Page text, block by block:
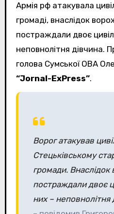
Армія рф атакувала цивільне авто у Сумській
громаді, внаслідок
постраждали двоє
неповнолітня дівчина.
голова Сумської ОВА
“Jornal-ExPress”.
Ворог атакував
Стецьківському
громади. Внаслідок
постраждали двоє
них – неповнолітня